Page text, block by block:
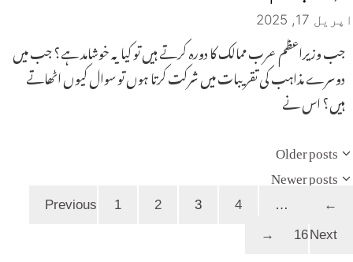
اپریل 17, 2025
جب وزیراعظم عرب ممالک کا دورہ کرتے ہیں تو کیا یہ خوشامد ہے؟ جب میں
دوسرے مذاہب کی تقریبات میں شرکت کرتا ہوں تو سوال کیوں اٹھاتے
ہیں؟ اس نے
Older posts
Newer posts
←
Page 1 2 3 4 …
16Next
→